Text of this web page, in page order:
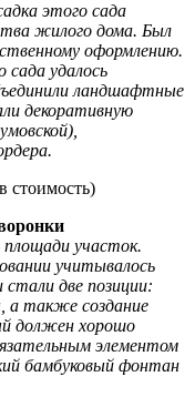
этого сада
жилого дома. Был
оформлению.
удалось
ландшафтные
декоративную
стоимость)
участок.
учитывалось
две позиции:
а также создание
должен хорошо
элементом
бамбуковый фонтан